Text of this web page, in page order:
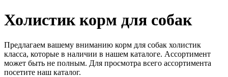
Холистик корм для собак
Предлагаем вашему вниманию корм для собак холистик
класса, которые в наличии в нашем каталоге. Ассортимент
может быть не полным. Для просмотра всего ассортимента
посетите наш каталог.